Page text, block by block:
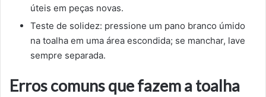
úteis em peças novas.
Teste de solidez: pressione um pano branco úmido
na toalha em uma área escondida; se manchar, lave
sempre separada.
Erros comuns que fazem a toalha